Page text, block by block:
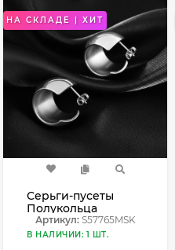
НА СКЛАДЕ | ХИТ
Серьги-пусеты
Полукольца
широкие
S57765MSK
Артикул:S57765MSK
В НАЛИЧИИ: 1 ШТ.